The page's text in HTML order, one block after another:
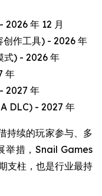
2026 年 12 月
创作工具) - 2026 年
式) - 2026 年
年
2027 年
DLC) - 2027 年
持续的玩家参与、多
举措，Snail Games
支柱，也是行业最持